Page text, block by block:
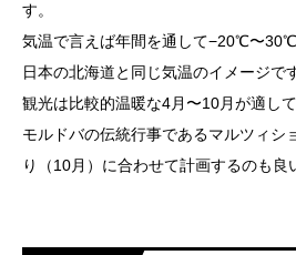
す。
気温で言えば年間を通して−20℃〜30℃
日本の北海道と同じ気温のイメージで
観光は比較的温暖な4月〜10月が適して
モルドバの伝統行事であるマルツィシ
り（10月）に合わせて計画するのも良